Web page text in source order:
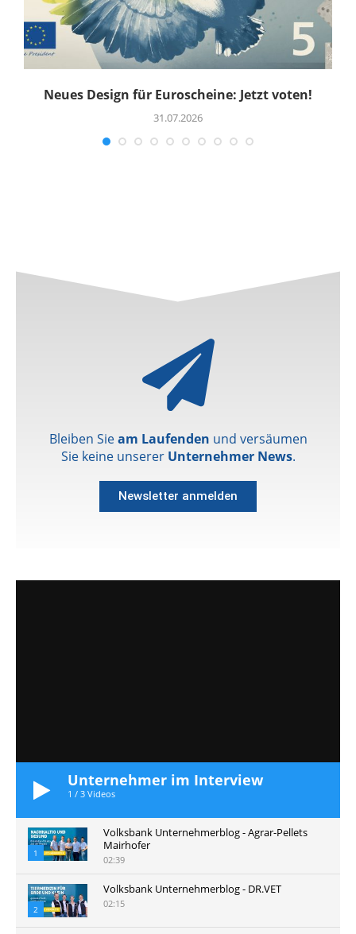
Neues Design für Euroscheine: Jetzt voten!
31.07.2026
Bleiben Sieam Laufenden und versäumen
Sie keine unserer Unternehmer News.
Newsletter anmelden
Unternehmer im Interview
1 / 3 Videos
1
Volksbank Unternehmerblog - Agrar-Pellets
Mairhofer
02:39
2
Volksbank Unternehmerblog - DR.VET
02:15